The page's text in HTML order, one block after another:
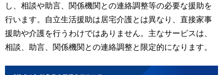
し、相談や助言、関係機関との連絡調整等の必要な援助を
行います。自立生活援助は居宅介護とは異なり、直接家事
援助や介護を行うわけではありません。主なサービスは、
相談、助言、関係機関との連絡調整と限定的になります。